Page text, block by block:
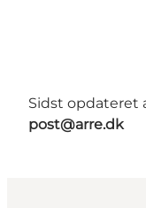
Sidst opdateret
post@arre.dk